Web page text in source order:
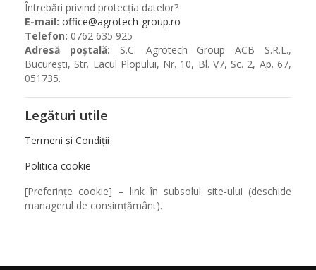
Întrebări privind protecția datelor?
E-mail: office@agrotech-group.ro
Telefon: 0762 635 925
Adresă poștală: S.C. Agrotech Group ACB S.R.L.,
București, Str. Lacul Plopului, Nr. 10, Bl. V7, Sc. 2, Ap. 67,
051735.
Legături utile
Termeni și Condiții
Politica cookie
[Preferințe cookie] – link în subsolul site‑ului (deschide
managerul de consimțământ).